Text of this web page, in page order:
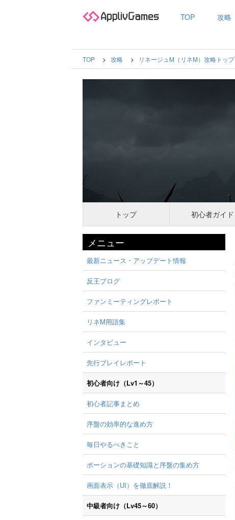
TOP 攻略
TOP 攻略 リネージュM（リネM）攻略トップ
トップ 初心者ガイド
メニュー
最新ニュース・アップデート情報
反王ブログ
ファンミーティングレポート
リネM用語集
インタビュー
先行プレイレポート
初心者向け（Lv1～45）
初心者記事まとめ
序盤の効率的な進め方
毎日やるべきこと
ポーションの基礎知識と序盤の集め方
画面表示（UI）を徹底解説！
中級者向け（Lv45～60）